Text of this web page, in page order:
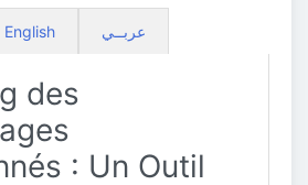
English عربــي
des
: Un Outil